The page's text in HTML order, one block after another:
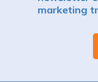
marketing